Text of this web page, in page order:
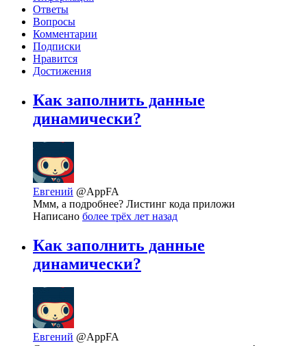
Ответы
Вопросы
Комментарии
Подписки
Нравится
Достижения
Как заполнить данные
динамически?
Евгений @AppFA
Ммм, а подробнее? Листинг кода приложи
Написано более трёх лет назад
Как заполнить данные
динамически?
Евгений @AppFA